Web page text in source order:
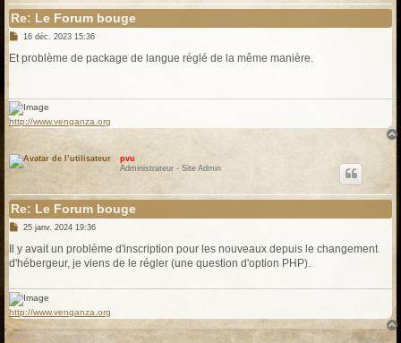
Re: Le Forum bouge
M
s
s
16 déc. 2023 15:36
Et problème de package de langue réglé de la même manière.
http://www.venganza.org
pvu
Administrateur - Site Admin
Re: Le Forum bouge
M
s
s
a
25 janv. 2024 19:36
Il y avait un problème d'inscription pour les nouveaux depuis le changement
d'hébergeur, je viens de le régler (une question d'option PHP).
http://www.venganza.org